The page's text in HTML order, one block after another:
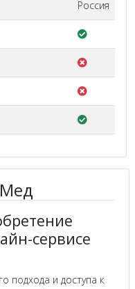
Россия
сервисе
подхода и доступа к